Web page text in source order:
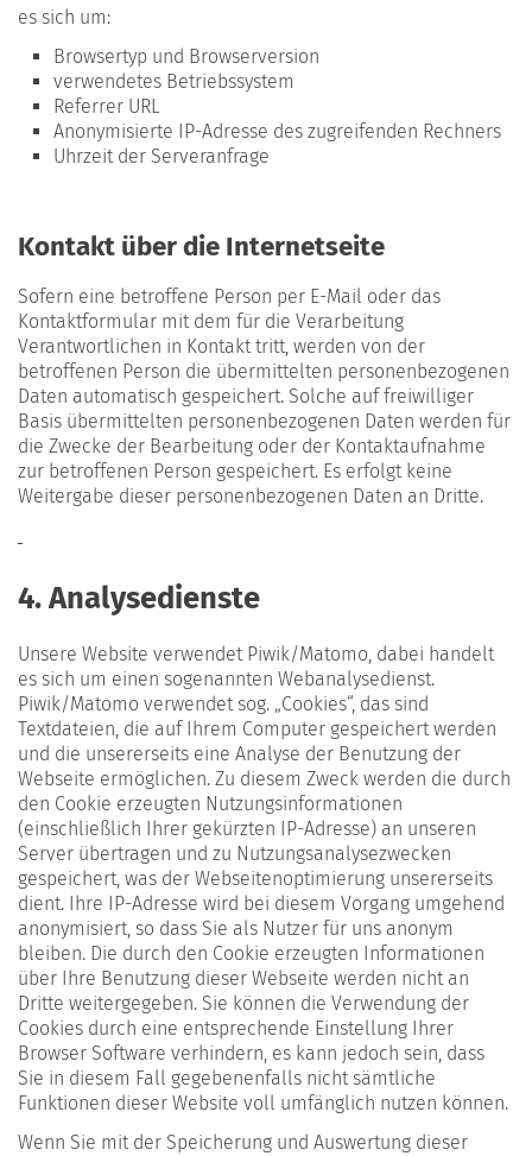
es sich um:
Browsertyp und Browserversion
verwendetes Betriebssystem
Referrer URL
Anonymisierte IP-Adresse des zugreifenden Rechners
Uhrzeit der Serveranfrage
Kontakt über die Internetseite
Sofern eine betroffene Person per E-Mail oder das
Kontaktformular mit dem für die Verarbeitung
Verantwortlichen in Kontakt tritt, werden von der
betroffenen Person die übermittelten personenbezogenen
Daten automatisch gespeichert. Solche auf freiwilliger
Basis übermittelten personenbezogenen Daten werden für
die Zwecke der Bearbeitung oder der Kontaktaufnahme
zur betroffenen Person gespeichert. Es erfolgt keine
Weitergabe dieser personenbezogenen Daten an Dritte.
4. Analysedienste
Unsere Website verwendet Piwik/Matomo, dabei handelt
es sich um einen sogenannten Webanalysedienst.
Piwik/Matomo verwendet sog. „Cookies“, das sind
Textdateien, die auf Ihrem Computer gespeichert werden
und die unsererseits eine Analyse der Benutzung der
Webseite ermöglichen. Zu diesem Zweck werden die durch
den Cookie erzeugten Nutzungsinformationen
(einschließlich Ihrer gekürzten IP-Adresse) an unseren
Server übertragen und zu Nutzungsanalysezwecken
gespeichert, was der Webseitenoptimierung unsererseits
dient. Ihre IP-Adresse wird bei diesem Vorgang umge­hend
anony­mi­siert, so dass Sie als Nutzer für uns anonym
bleiben. Die durch den Cookie erzeugten Informationen
über Ihre Benutzung dieser Webseite werden nicht an
Dritte weitergegeben. Sie können die Verwendung der
Cookies durch eine entsprechende Einstellung Ihrer
Browser Software verhindern, es kann jedoch sein, dass
Sie in diesem Fall gegebenenfalls nicht sämtliche
Funktionen dieser Website voll umfänglich nutzen können.
Wenn Sie mit der Spei­che­rung und Aus­wer­tung die­ser